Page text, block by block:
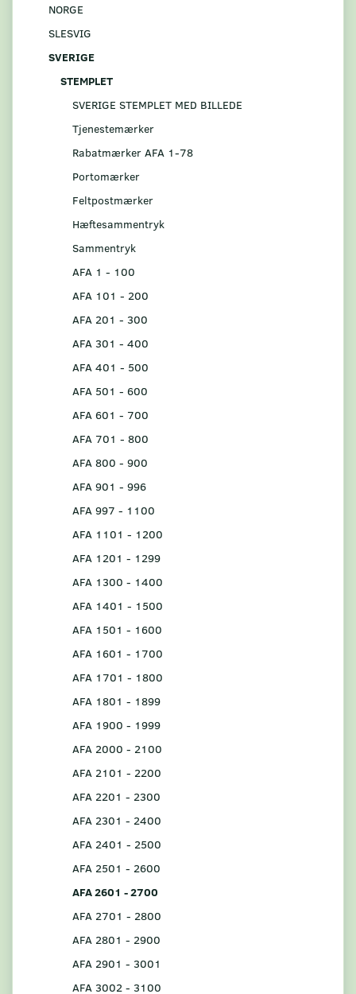
NORGE
SLESVIG
SVERIGE
STEMPLET
SVERIGE STEMPLET MED BILLEDE
Tjenestemærker
Rabatmærker AFA 1-78
Portomærker
Feltpostmærker
Hæftesammentryk
Sammentryk
AFA 1 - 100
AFA 101 - 200
AFA 201 - 300
AFA 301 - 400
AFA 401 - 500
AFA 501 - 600
AFA 601 - 700
AFA 701 - 800
AFA 800 - 900
AFA 901 - 996
AFA 997 - 1100
AFA 1101 - 1200
AFA 1201 - 1299
AFA 1300 - 1400
AFA 1401 - 1500
AFA 1501 - 1600
AFA 1601 - 1700
AFA 1701 - 1800
AFA 1801 - 1899
AFA 1900 - 1999
AFA 2000 - 2100
AFA 2101 - 2200
AFA 2201 - 2300
AFA 2301 - 2400
AFA 2401 - 2500
AFA 2501 - 2600
AFA 2601 - 2700
AFA 2701 - 2800
AFA 2801 - 2900
AFA 2901 - 3001
AFA 3002 - 3100